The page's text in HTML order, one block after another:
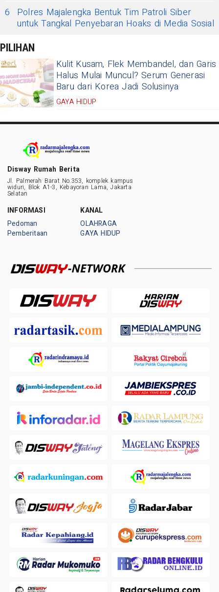
6
Polres Majalengka Bentuk Tim Patroli Siber
untuk Tangkal Penyebaran Hoaks di Media Sosial
PILIHAN
Kulit Kusam, Flek Membandel, dan Garis
Halus Mulai Muncul? Serum Generasi
Baru dari Korea Jadi Solusinya
GAYA HIDUP
Disway Rumah Berita
Jl. Palmerah Barat No.353, komplek kampus
widuri, Blok A1-3, Kebayoran Lama, Jakarta
Selatan
INFORMASI
Pedoman
Pemberitaan
KANAL
OLAHRAGA
GAYA HIDUP